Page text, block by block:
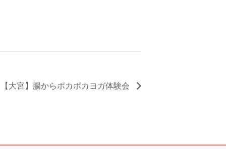
【大宮】腸からポカポカヨガ体験会